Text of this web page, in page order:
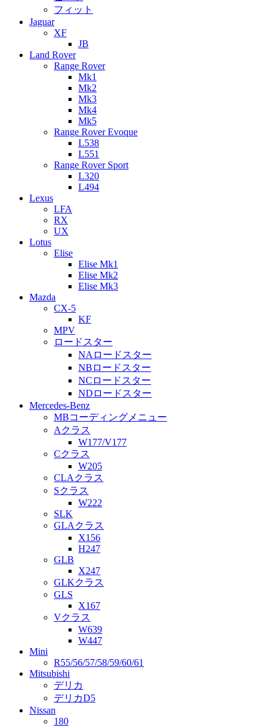
フィット
Jaguar
XF
JB
Land Rover
Range Rover
Mk1
Mk2
Mk3
Mk4
Mk5
Range Rover Evoque
L538
L551
Range Rover Sport
L320
L494
Lexus
LFA
RX
UX
Lotus
Elise
Elise Mk1
Elise Mk2
Elise Mk3
Mazda
CX-5
KF
MPV
ロードスター
NAロードスター
NBロードスター
NCロードスター
NDロードスター
Mercedes-Benz
MBコーディングメニュー
Aクラス
W177/V177
Cクラス
W205
CLAクラス
Sクラス
W222
SLK
GLAクラス
X156
H247
GLB
X247
GLKクラス
GLS
X167
Vクラス
W639
W447
Mini
R55/56/57/58/59/60/61
Mitsubishi
デリカ
デリカD5
Nissan
180